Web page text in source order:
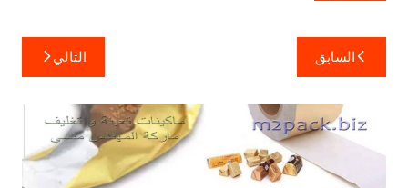
تصفّح
المقالات
السابق التالي